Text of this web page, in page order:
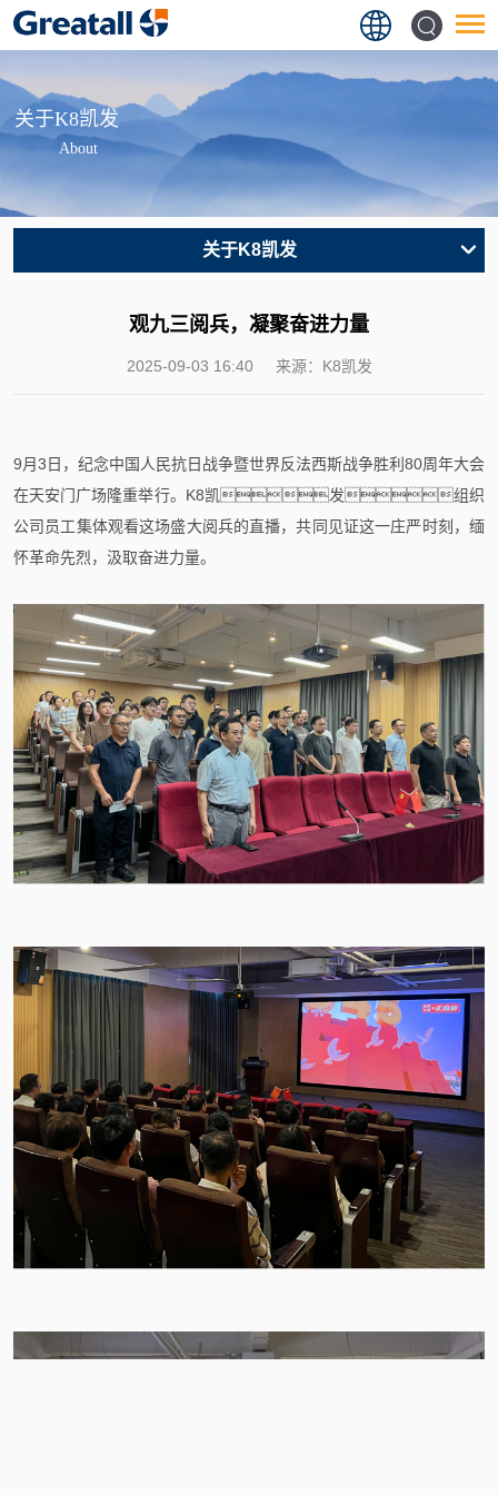
关于K8凯发
About
关于K8凯发
观九三阅兵，凝聚奋进力量
2025-09-03 16:40 来源：K8凯发
9月3日，纪念中国人民抗日战争暨世界反法西斯战争胜利80周年大会
在天安门广场隆重举行。K8凯发组织
公司员工集体观看这场盛大阅兵的直播，共同见证这一庄严时刻，缅
怀革命先烈，汲取奋进力量。